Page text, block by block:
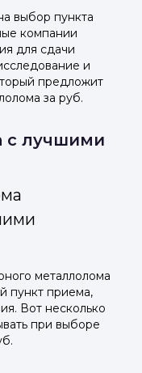
выбор пункта
компании
для сдачи
и
предложит
за руб.
с лучшими
металлолома
пункт приема,
Вот несколько
при выборе